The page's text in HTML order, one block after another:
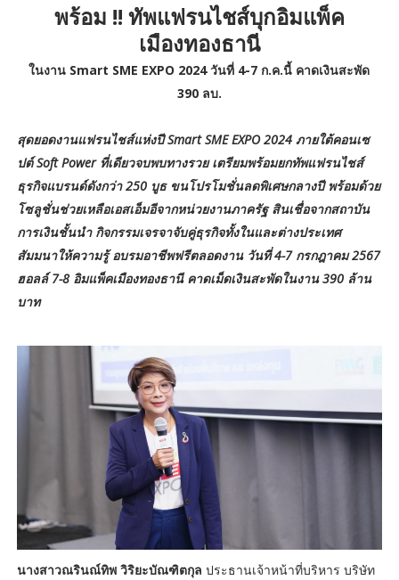
พร้อม !! ทัพแฟรนไชส์บุกอิมแพ็ค
เมืองทองธานี
ในงาน Smart SME EXPO 2024 วันที่ 4-7 ก.ค.นี้ คาดเงินสะพัด
390 ลบ.
สุดยอดงานแฟรนไชส์แห่งปี Smart SME EXPO 2024 ภายใต้คอนเซ
ปต์ Soft Power ที่เดียวจบพบทางรวย เตรียมพร้อมยกทัพแฟรนไชส์
ธุรกิจแบรนด์ดังกว่า 250 บูธ ขนโปรโมชั่นลดพิเศษกลางปี พร้อมด้วย
โซลูชั่นช่วยเหลือเอสเอ็มอีจากหน่วยงานภาครัฐ สินเชื่อจากสถาบัน
การเงินชั้นนำ กิจกรรมเจรจาจับคู่ธุรกิจทั้งในและต่างประเทศ
สัมมนาให้ความรู้ อบรมอาชีพฟรีตลอดงาน วันที่ 4-7 กรกฎาคม 2567
ฮอลล์ 7-8 อิมแพ็คเมืองทองธานี คาดเม็ดเงินสะพัดในงาน 390 ล้าน
บาท
นางสาวณรินณ์ทิพ วิริยะบัณฑิตกุล ประธานเจ้าหน้าที่บริหาร บริษัท